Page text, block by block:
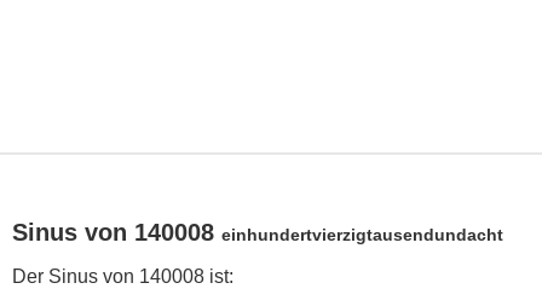
Sinus von 140008 einhundertvierzigtausendundacht
Der Sinus von 140008 ist: